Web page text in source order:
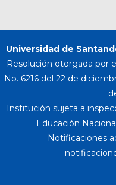
Universidad de
Resolución otorgada por
No. 6216 del 22 de
Institución sujeta a
Educación
Notificaciones